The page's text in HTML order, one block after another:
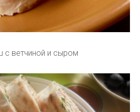
с ветчиной и сыром